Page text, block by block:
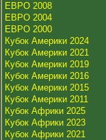
ЕВРО 2008
ЕВРО 2004
ЕВРО 2000
Кубок Америки 2024
Кубок Америки 2021
Кубок Америки 2019
Кубок Америки 2016
Кубок Америки 2015
Кубок Америки 2011
Кубок Африки 2025
Кубок Африки 2023
Кубок Африки 2021